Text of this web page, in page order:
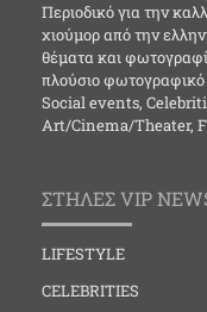
Περιοδικό για την
χιούμορ από την
θέματα και
πλούσιο
Social events,
Art/Cinema/Theater,
ΣΤΗΛΕΣ VIP
LIFESTYLE
CELEBRITIES